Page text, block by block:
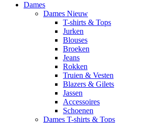
Dames
Dames Nieuw
T-shirts & Tops
Jurken
Blouses
Broeken
Jeans
Rokken
Truien & Vesten
Blazers & Gilets
Jassen
Accessoires
Schoenen
Dames T-shirts & Tops